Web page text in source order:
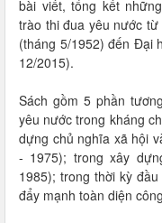
bài viết, tổng kết
trào thi đua yêu nước
(tháng 5/1952) đến Đại
12/2015).
Sách gồm 5 phần
yêu nước trong kháng
dựng chủ nghĩa xã hội
- 1975); trong xây
1985); trong thời kỳ
đẩy mạnh toàn diện